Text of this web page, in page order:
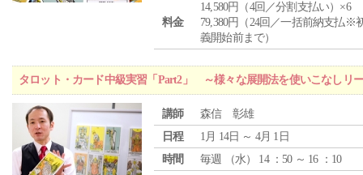
料金
14,580円（4回／分割支払い）×6
79,380円（24回／一括前納支払※
義開始前まで）
タロット・カード中級実習「Part2」 ～様々な展開法を使いこなしリ
講師
森信 彰雄
日程
1月 14日 ～ 4月 1日
時間
毎週 （水） 14 ：50 ～ 16 ：10